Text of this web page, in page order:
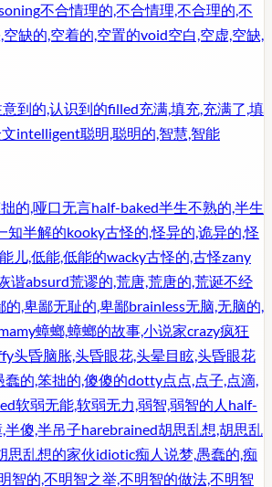
不合情理的,不合情理,不合理的,不
空缺的,空着的,空置的void空白,空虚,空缺,
到的,认识到的filled充满,填充,充满了,填
intelligent聪明,聪明的,智慧,智能
的,哑口无言half-baked半生不熟的,半生
知半解的kooky古怪的,怪异的,诡异的,怪
儿,低能,低能的wacky古怪的,古怪zany
谐absurd荒谬的,荒唐,荒唐的,荒诞不经
的,卑鄙无耻的,卑鄙brainless无脑,无脑的,
蟑螂,蟑螂的故事,小说家crazy疯狂
头昏脑胀,头昏眼花,头晕目眩,头昏眼花
蠢的,笨拙的,傻傻的dotty点点,点子,点滴,
软弱无能,软弱无力,弱智,弱智的人 half-
半傻,半吊子harebrained胡思乱想,胡思乱
思乱想的家伙idiotic痴人说梦,愚蠢的,痴
智的,不明智之举,不明智的做法,不明智